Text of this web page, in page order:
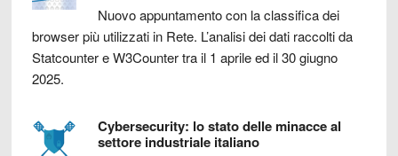
Nuovo appuntamento con la classifica dei
browser più utilizzati in Rete. L’analisi dei dati raccolti da
Statcounter e W3Counter tra il 1 aprile ed il 30 giugno
2025.
Cybersecurity: lo stato delle minacce al
settore industriale italiano